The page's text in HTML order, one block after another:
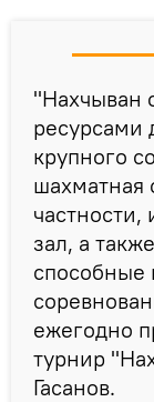
"Нахчыван
ресурсами
крупного
шахматная
зал, а
способные
ежегодно
турнир
Гасанов.